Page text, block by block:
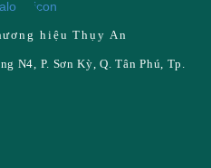
hiệu Thụy An
N4, P. Sơn Kỳ, Q. Tân Phú, Tp.